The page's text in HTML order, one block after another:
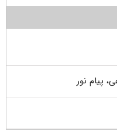
پیام نور